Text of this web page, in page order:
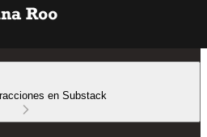
en Substack